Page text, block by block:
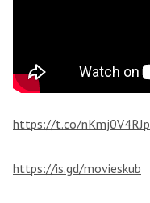
https://t.co/nKmj0V4RJp
https://is.gd/movieskub